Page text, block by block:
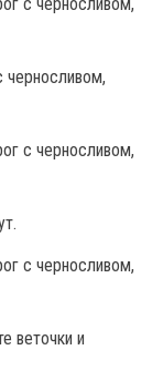
черносливом,
веточки и